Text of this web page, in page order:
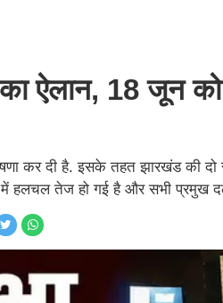
ऐलान, 18 जून को
कर दी है. इसके तहत झारखंड की दो
में हलचल तेज हो गई है और सभी